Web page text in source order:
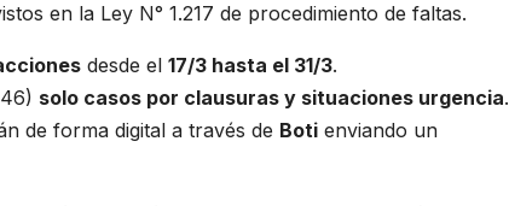
en la Ley N° 1.217 de procedimiento de faltas.
desde el 17/3 hasta el 31/3.
solo casos por clausuras y situaciones urgencia.
de forma digital a través de Boti enviando un